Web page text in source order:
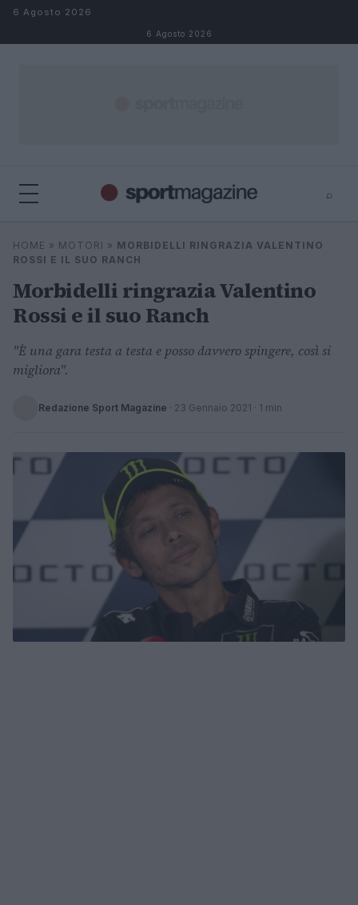
Salta al contenuto
6 Agosto 2026
6 Agosto 2026
⌕
Cerca
⌕
HOME » MOTORI » MORBIDELLI RINGRAZIA VALENTINO
ROSSI E IL SUO RANCH
Morbidelli ringrazia Valentino
Rossi e il suo Ranch
"È una gara testa a testa e posso davvero spingere, così si
migliora".
Redazione Sport Magazine · 23 Gennaio 2021 · 1 min